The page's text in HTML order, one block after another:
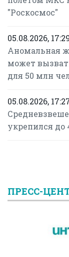
"Роскосмос"
05.08.2026,
Аномальная
может
для 50 млн
05.08.2026,
укрепился до
ПРЕСС-